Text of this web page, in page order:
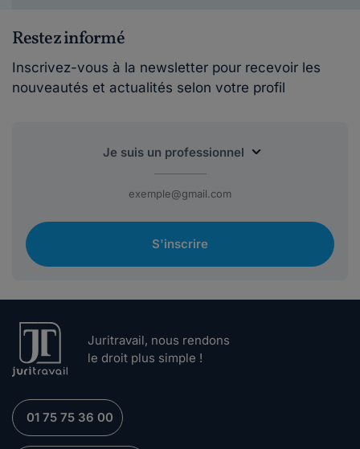
Restez informé
Inscrivez-vous à la newsletter pour recevoir les
nouveautés et actualités selon votre profil
S'inscrire
Juritravail, nous rendons
le droit plus simple !
01 75 75 36 00